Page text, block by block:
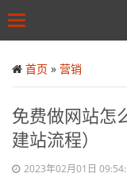
to
main
Toggle
首页 » 营销
免费做网站怎
建站流程）
2023年02月01日